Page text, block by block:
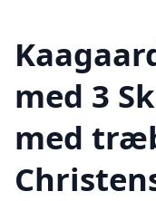
med 3
med